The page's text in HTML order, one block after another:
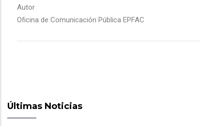
Autor
Oficina de Comunicación Pública EPFAC
Últimas Noticias